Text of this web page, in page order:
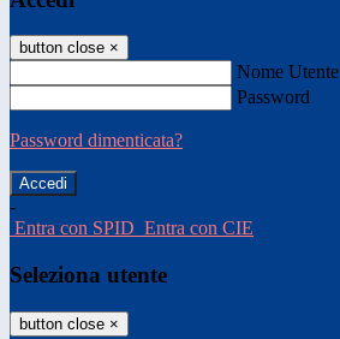
button close ×
Nome Utente
Password
Password dimenticata?
-
Entra con SPID Entra con CIE
Seleziona utente
button close ×